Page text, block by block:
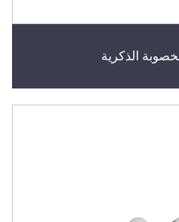
الذكرية